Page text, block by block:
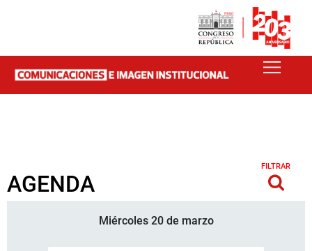
AGENDA
FILTRAR
Miércoles 20 de marzo